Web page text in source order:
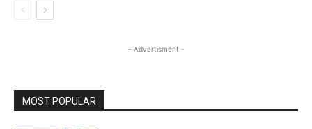
- Advertisment -
MOST POPULAR